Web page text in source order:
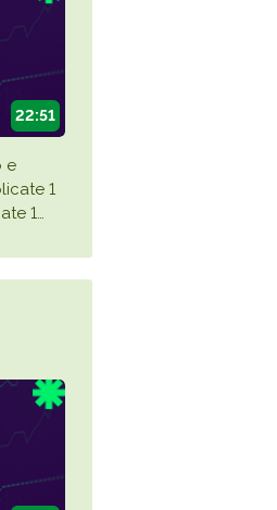
22:51
e
1
1…